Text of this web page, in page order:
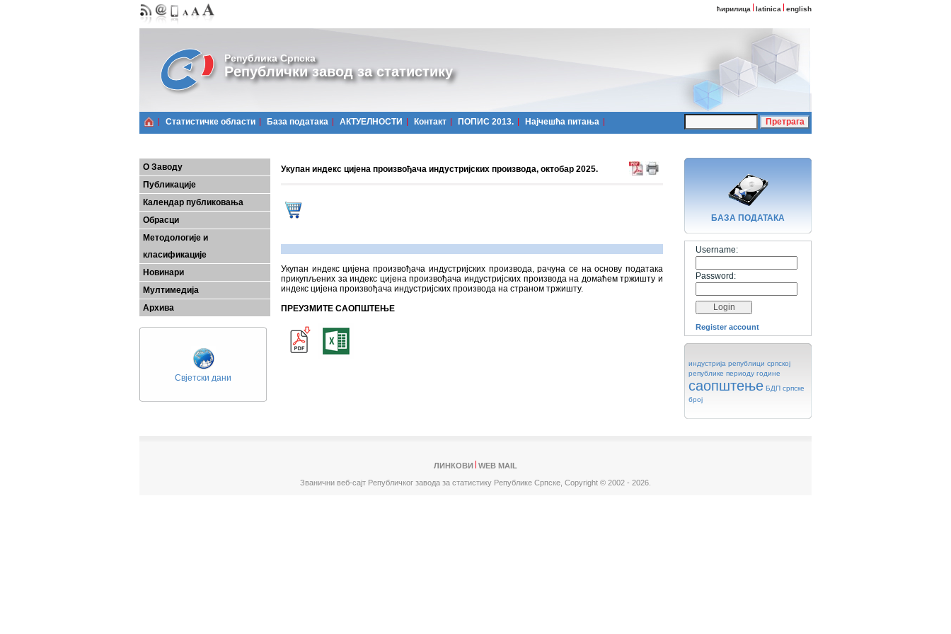
ћирилица latinica english
Република Српска
Републички завод за статистику
Статистичке области Базa података АКТУЕЛНОСТИ Контакт ПОПИС 2013. Најчешћa питања
О Заводу
Публикације
Календар публиковања
Обрасци
Методологије и
класификације
Новинари
Мултимедија
Архива
Свјетски дани
Укупан индекс цијена произвођача индустријских производа, октобар 2025.
Укупан индекс цијена произвођача индустријских производа, рачуна се на основу података
прикупљених за индекс цијена произвођача индустријских производа на домаћем тржишту и
индекс цијена произвођача индустријских производа на страном тржишту.
ПРЕУЗМИТЕ САОПШТЕЊЕ
БАЗA ПОДАТАКА
Username:
Password:
Register account
индустрија републици српској
републике периоду године
саопштење БДП српске
број
ЛИНКОВИ
WEB MAIL
Званични веб-сајт Републичког завода за статистику Републике Српске, Copyright © 2002 - 2026.